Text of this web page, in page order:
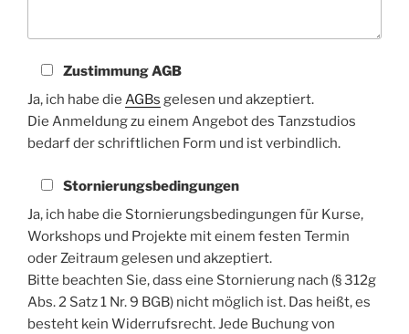
Zustimmung AGB
Ja, ich habe die AGBs gelesen und akzeptiert.
Die Anmeldung zu einem Angebot des Tanzstudios
bedarf der schriftlichen Form und ist verbindlich.
Stornierungsbedingungen
Ja, ich habe die Stornierungsbedingungen für Kurse,
Workshops und Projekte mit einem festen Termin
oder Zeitraum gelesen und akzeptiert.
Bitte beachten Sie, dass eine Stornierung nach (§ 312g
Abs. 2 Satz 1 Nr. 9 BGB) nicht möglich ist. Das heißt, es
besteht kein Widerrufsrecht. Jede Buchung von